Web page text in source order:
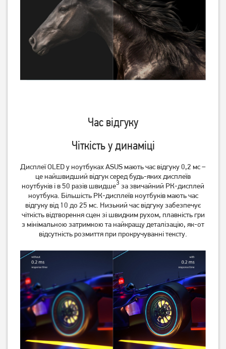
Час відгуку
Чіткість у динаміці
Дисплеї OLED у ноутбуках ASUS мають час відгуку 0,2 мс –
це найшвидший відгук серед будь-яких дисплеїв
ноутбуків і в 50 разів швидше3 за звичайний РК-дисплей
ноутбука. Більшість РК-дисплеїв ноутбуків мають час
відгуку від 10 до 25 мс. Низький час відгуку забезпечує
чіткість відтворення сцен зі швидким рухом, плавність гри
з мінімальною затримкою та найкращу деталізацію, як-от
відсутність розмиття при прокручуванні тексту.